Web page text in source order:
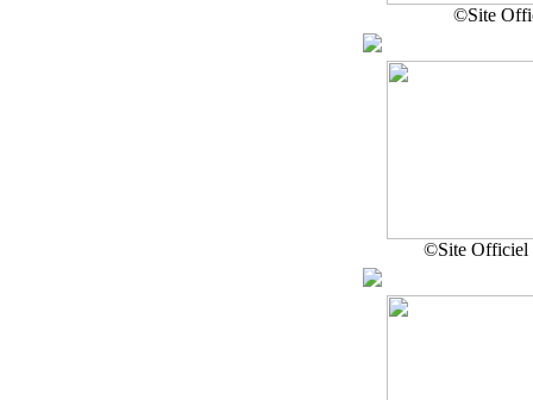
©Site
©Site Officiel